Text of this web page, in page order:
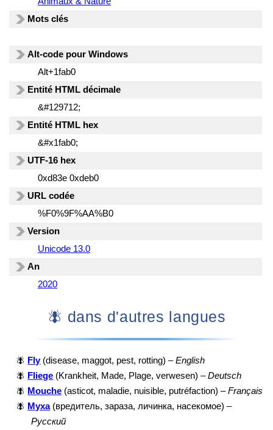
Mots clés
Alt-code pour Windows
Alt+1fab0
Entité HTML décimale
&#129712;
Entité HTML hex
&#x1fab0;
UTF-16 hex
0xd83e 0xdeb0
URL codée
%F0%9F%AA%B0
Version
Unicode 13.0
An
2020
🪰 dans d'autres langues
🪰 Fly(disease, maggot, pest, rotting) –English
🪰 Fliege (Krankheit, Made, Plage, verwesen) –Deutsch
🪰 Mouche (asticot, maladie, nuisible, putréfaction) –Français
🪰 Муха(вредитель, зараза, личинка, насекомое) –
Русский